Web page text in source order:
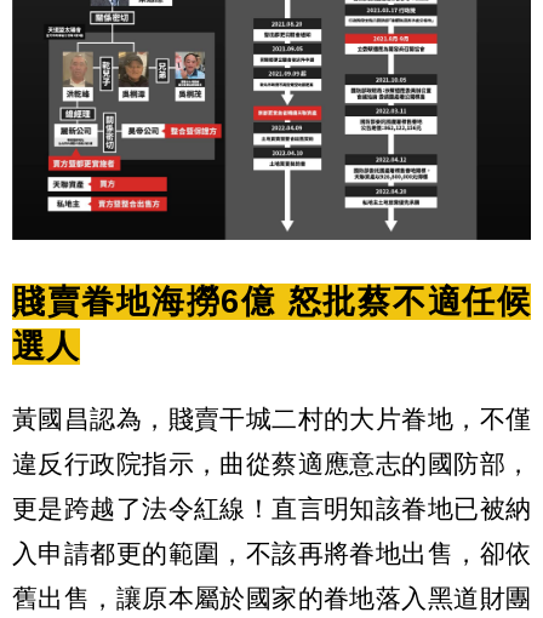
賤賣眷地海撈6億 怒批蔡不適任候
選人
黃國昌認為，賤賣干城二村的大片眷地，不僅
違反行政院指示，曲從蔡適應意志的國防部，
更是跨越了法令紅線！直言明知該眷地已被納
入申請都更的範圍，不該再將眷地出售，卻依
舊出售，讓原本屬於國家的眷地落入黑道財團